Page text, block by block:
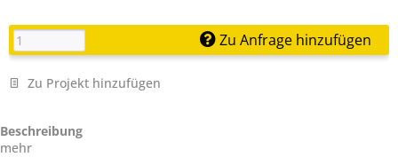
Zu Anfrage hinzufügen
Zu Projekt hinzufügen
Beschreibung
mehr